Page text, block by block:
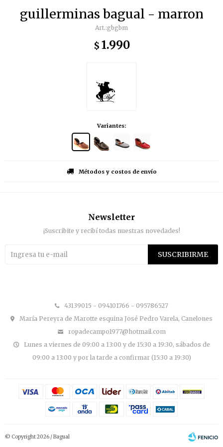
guillerminas bagual - marron
gbgbm
$ 1.990
Variantes:
Métodos y costos de envío
43139015 - 094101766 - 095786527
María Pereyra de Marotte esquina José Pedro Varela, Canelones
ropadecampo1977@hotmail.com
Lunes a viernes de 09:00 a 13:00 y de 15:30 a 19:30, sábados de
09:00 a 13:00 y por la tarde a confirmar (15:30 a 19:30)
Newsletter
¡Suscribite y recibí todas nuestras novedades!
SUSCRIBIRME
© Copyright 2026 / Bagual